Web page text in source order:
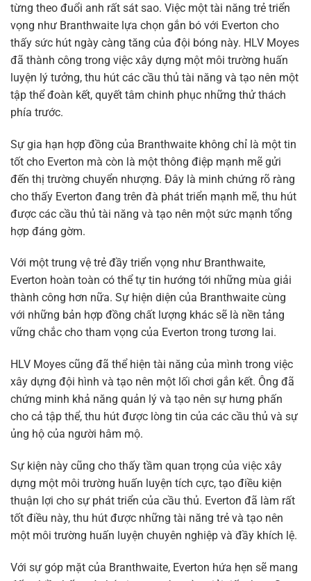
từng theo đuổi anh rất sát sao. Việc một tài năng trẻ triển
vọng như Branthwaite lựa chọn gắn bó với Everton cho
thấy sức hút ngày càng tăng của đội bóng này. HLV Moyes
đã thành công trong việc xây dựng một môi trường huấn
luyện lý tưởng, thu hút các cầu thủ tài năng và tạo nên một
tập thể đoàn kết, quyết tâm chinh phục những thử thách
phía trước.
Sự gia hạn hợp đồng của Branthwaite không chỉ là một tin
tốt cho Everton mà còn là một thông điệp mạnh mẽ gửi
đến thị trường chuyển nhượng. Đây là minh chứng rõ ràng
cho thấy Everton đang trên đà phát triển mạnh mẽ, thu hút
được các cầu thủ tài năng và tạo nên một sức mạnh tổng
hợp đáng gờm.
Với một trung vệ trẻ đầy triển vọng như Branthwaite,
Everton hoàn toàn có thể tự tin hướng tới những mùa giải
thành công hơn nữa. Sự hiện diện của Branthwaite cùng
với những bản hợp đồng chất lượng khác sẽ là nền tảng
vững chắc cho tham vọng của Everton trong tương lai.
HLV Moyes cũng đã thể hiện tài năng của mình trong việc
xây dựng đội hình và tạo nên một lối chơi gắn kết. Ông đã
chứng minh khả năng quản lý và tạo nên sự hưng phấn
cho cả tập thể, thu hút được lòng tin của các cầu thủ và sự
ủng hộ của người hâm mộ.
Sự kiện này cũng cho thấy tầm quan trọng của việc xây
dựng một môi trường huấn luyện tích cực, tạo điều kiện
thuận lợi cho sự phát triển của cầu thủ. Everton đã làm rất
tốt điều này, thu hút được những tài năng trẻ và tạo nên
một môi trường huấn luyện chuyên nghiệp và đầy khích lệ.
Với sự góp mặt của Branthwaite, Everton hứa hẹn sẽ mang